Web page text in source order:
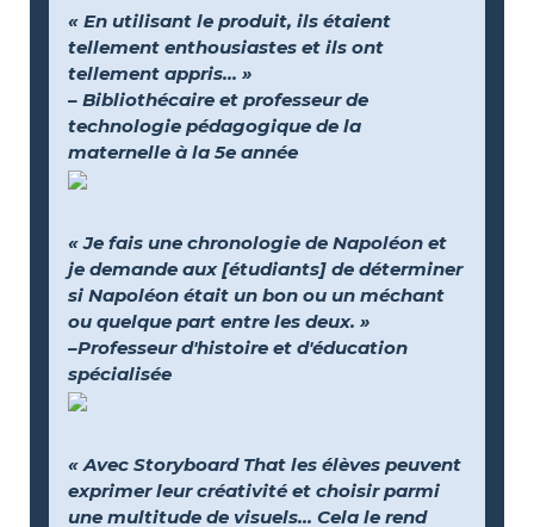
« En utilisant le produit, ils étaient
tellement enthousiastes et ils ont
tellement appris... »
– Bibliothécaire et professeur de
technologie pédagogique de la
maternelle à la 5e année
« Je fais une chronologie de Napoléon et
je demande aux [étudiants] de déterminer
si Napoléon était un bon ou un méchant
ou quelque part entre les deux. »
–Professeur d'histoire et d'éducation
spécialisée
« Avec Storyboard That les élèves peuvent
exprimer leur créativité et choisir parmi
une multitude de visuels… Cela le rend